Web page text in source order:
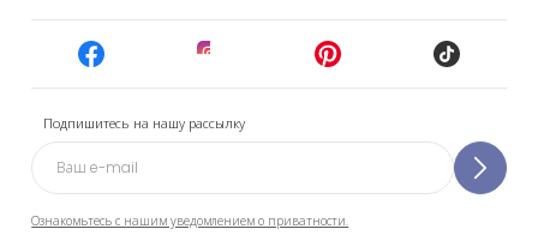
Подпишитесь на нашу рассылку
Ознакомьтесь с нашим уведомлением о приватности.